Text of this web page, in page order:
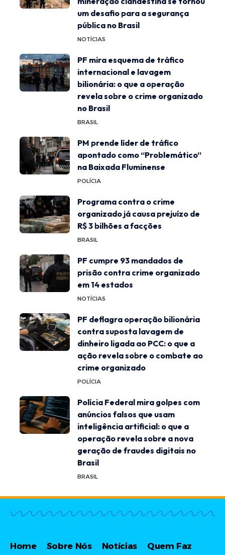
um desafio para a segurança
pública no Brasil
NOTÍCIAS
PF mira esquema de tráfico
internacional e lavagem
bilionária: o que a operação
revela sobre o crime organizado
no Brasil
BRASIL
PM prende líder de tráfico
apontado como “Problemático”
na Baixada Fluminense
POLÍCIA
Programa contra o crime
organizado já causa prejuízo de
R$ 3 bilhões a facções
BRASIL
PF cumpre 93 mandados de
prisão contra crime organizado
em 14 estados
NOTÍCIAS
PF deflagra operação bilionária
contra suposta lavagem de
dinheiro ligada ao PCC: o que a
ação revela sobre o combate ao
crime organizado
POLÍCIA
Polícia Federal mira golpes com
anúncios falsos que usam
inteligência artificial: o que a
operação revela sobre a nova
geração de fraudes digitais no
Brasil
BRASIL
Home Sobre Nós Notícias Quem Faz